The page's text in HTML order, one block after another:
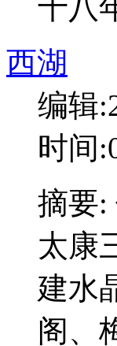
十八
西湖
编辑
时间
摘要:
太康
建水
阁、